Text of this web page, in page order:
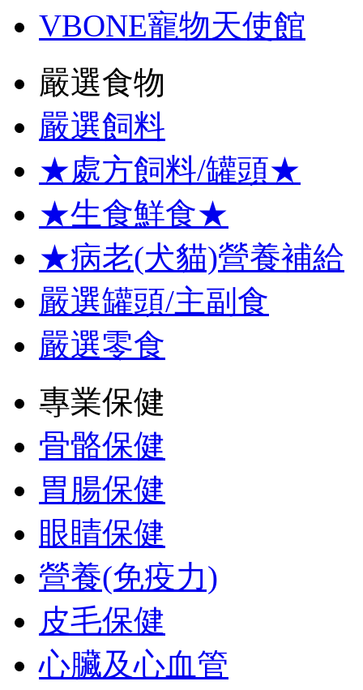
VBONE寵物天使館
嚴選食物
嚴選飼料
★處方飼料/罐頭★
★生食鮮食★
★病老(犬貓)營養補給
嚴選罐頭/主副食
嚴選零食
專業保健
骨骼保健
胃腸保健
眼睛保健
營養(免疫力)
皮毛保健
心臟及心血管